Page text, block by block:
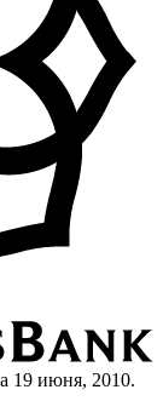
19 июня, 2010.